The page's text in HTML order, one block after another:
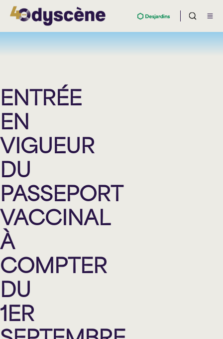
ENTRÉE
EN
VIGUEUR
DU
PASSEPORT
VACCINAL
À
COMPTER
DU
1ER